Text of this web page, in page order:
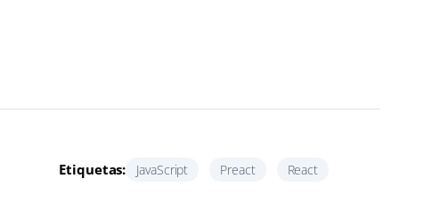
Etiquetas: JavaScript Preact React